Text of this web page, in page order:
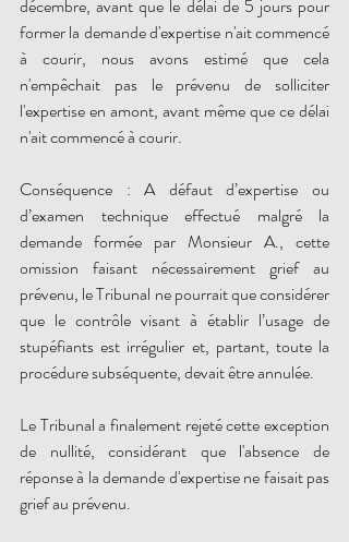
décembre, avant que le délai de 5 jours pour
former la demande d'expertise n'ait commencé
à courir, nous avons estimé que cela
n'empêchait pas le prévenu de solliciter
l'expertise en amont, avant même que ce délai
n'ait commencé à courir.
Conséquence : A défaut d’expertise ou
d’examen technique effectué malgré la
demande formée par Monsieur A., cette
omission faisant nécessairement grief au
prévenu, le Tribunal ne pourrait que considérer
que le contrôle visant à établir l’usage de
stupéfiants est irrégulier et, partant, toute la
procédure subséquente, devait être annulée.
Le Tribunal a finalement rejeté cette exception
de nullité, considérant que l'absence de
réponse à la demande d'expertise ne faisait pas
grief au prévenu.